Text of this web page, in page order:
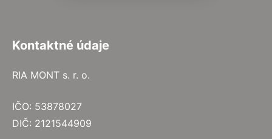
Kontaktné údaje
RIA MONT s. r. o.
IČO: 53878027
DIČ: 2121544909